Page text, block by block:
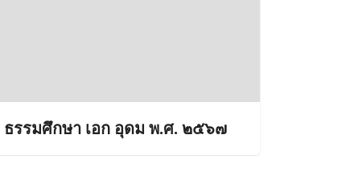
ธรรมศึกษา เอก อุดม พ.ศ. ๒๕๖๗